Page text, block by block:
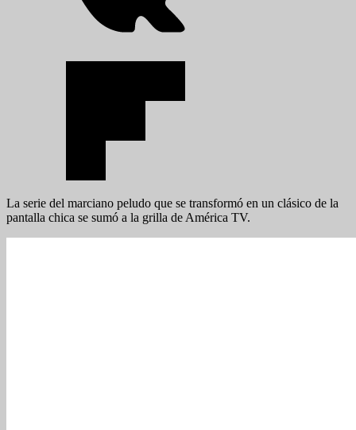
La serie del marciano peludo que se transformó en un clásico de la
pantalla chica se sumó a la grilla de América TV.